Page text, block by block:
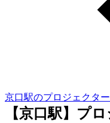
京口駅のプロジェクタ
【京口駅】プ